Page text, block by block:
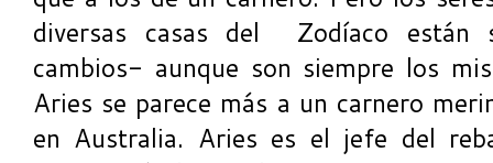
diversas casas del Zodíaco están
cambios- aunque son siempre los
Aries se parece más a un carnero
en Australia. Aries es el jefe del